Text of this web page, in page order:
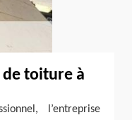
de toiture à
l’entreprise